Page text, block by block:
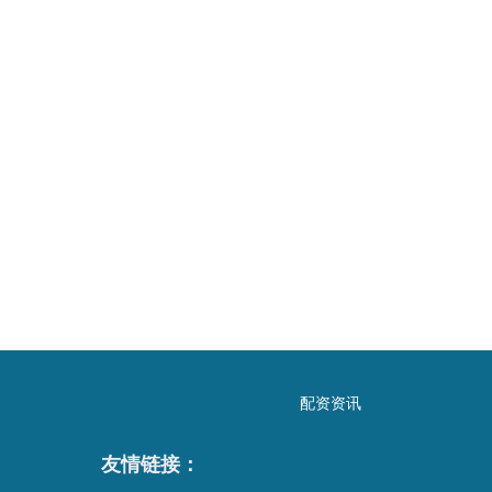
配资资讯
友情链接：